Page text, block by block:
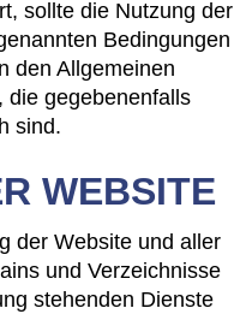
sollte die Nutzung der
Bedingungen
den Allgemeinen
die gegebenenfalls
sind.
WEBSITE
der Website und aller
und Verzeichnisse
stehenden Dienste